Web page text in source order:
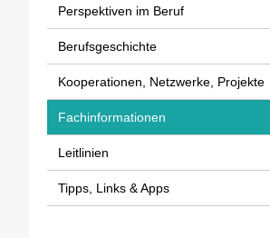
Perspektiven im Beruf
Berufsgeschichte
Kooperationen, Netzwerke, Projekte
Fachinformationen
Leitlinien
Tipps, Links & Apps